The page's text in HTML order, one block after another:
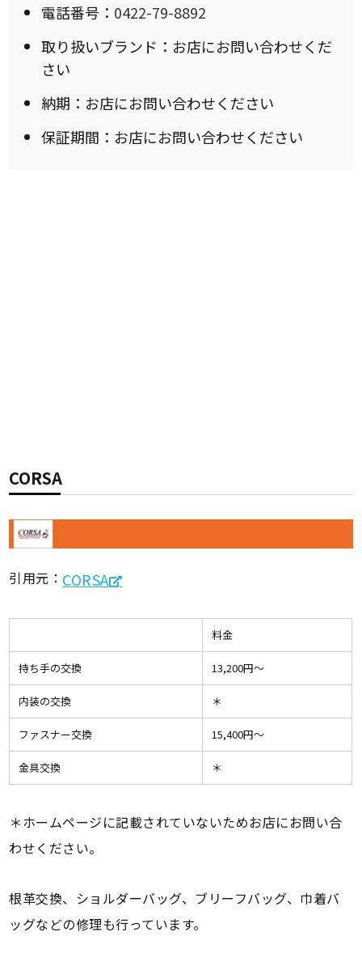
電話番号： 0422-79-8892
取り扱いブランド：お店にお問い合わせくだ
さい
納期：お店にお問い合わせください
保証期間：お店にお問い合わせください
CORSA
引用元： CORSA
料金
持ち手の交換 13,200円〜
内装の交換 ＊
ファスナー交換 15,400円〜
金具交換 ＊
＊ホームページに記載されていないためお店にお問い合
わせください。
根革交換、ショルダーバッグ、ブリーフバッグ、巾着バ
ッグなどの修理も行っています。